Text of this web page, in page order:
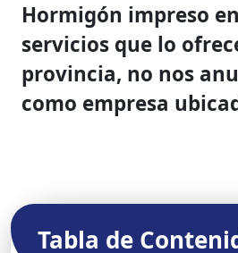
Hormigón impreso
servicios que lo
provincia, no nos
como empresa
Tabla de